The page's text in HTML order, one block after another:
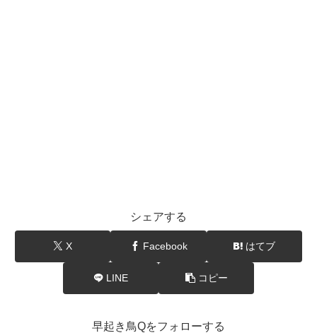
シェアする
X Facebook はてブ
LINE コピー
早起き鳥Qをフォローする